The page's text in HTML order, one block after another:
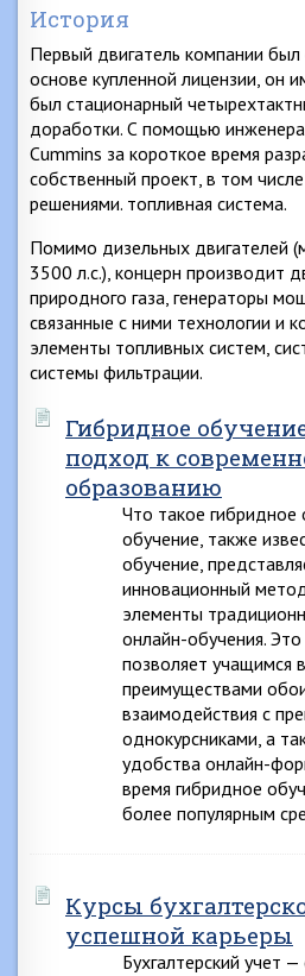
История
Первый двигатель компании
основе купленной лицензии, он
был стационарный
доработки. С помощью инженера
Cummins за короткое время
собственный проект, в том
решениями. топливная система.
Помимо дизельных двигателей
3500 л.с.), концерн производит
природного газа, генераторы
связанные с ними технологии и
элементы топливных систем,
системы фильтрации.
Гибридное
подход к
образованию
Что такое гибридное
обучение, также
обучение,
инновационный
элементы
онлайн-обучения.
позволяет учащимся
преимуществами
взаимодействия с
однокурсниками, а
удобства онлайн-
время гибридное
более популярным
Курсы
успешной карьеры
Бухгалтерский учет